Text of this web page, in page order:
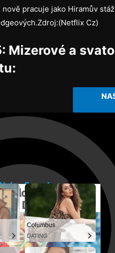
pracuje jako Hiramův
Cz)
Mizerové a